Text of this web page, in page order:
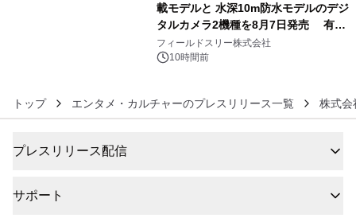
載モデルと 水深10m防水モデルのデジ
タルカメラ2機種を8月7日発売 有効
約1300万画素、用途別に選べるコンデ
ジ新登場
フィールドスリー株式会社
10時間前
トップ エンタメ・カルチャーのプレスリリース一覧 株式会
プレスリリース配信
サポート